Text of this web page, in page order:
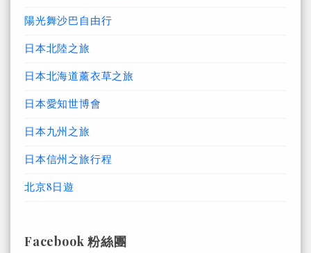
陽光舞沙巴自由行
日本北陸之旅
日本北海道薰衣草之旅
日本愛知世博會
日本九州之旅
日本信州之旅行程
北京8日遊
Facebook 粉絲團